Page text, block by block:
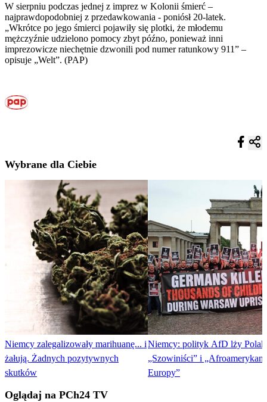
W sierpniu podczas jednej z imprez w Kolonii śmierć –
najprawdopodobniej z przedawkowania - poniósł 20-latek.
„Wkrótce po jego śmierci pojawiły się plotki, że młodemu
mężczyźnie udzielono pomocy zbyt późno, ponieważ inni
imprezowicze niechętnie dzwonili pod numer ratunkowy 911” –
opisuje „Welt”. (PAP)
Wybrane dla Ciebie
Niemcy zalegalizowały marihuanę... i
żałują. Żadnych pozytywnych
skutków
Niemcy: polityk AfD lży
„Szowiniści” i
Europy”
Oglądaj na PCh24 TV